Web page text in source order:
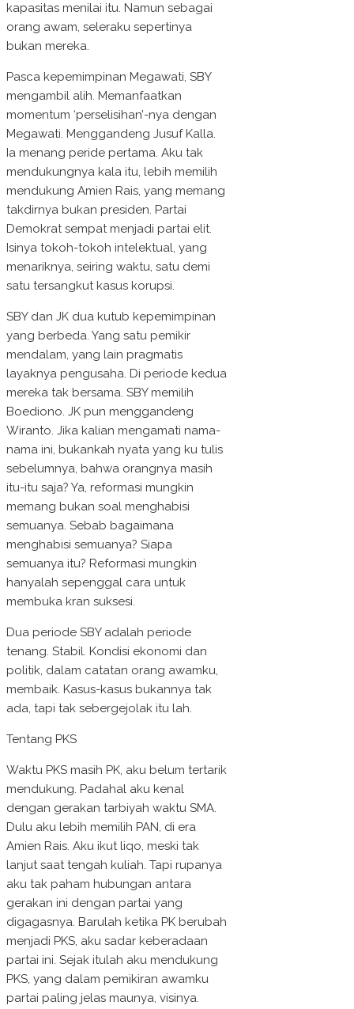
kapasitas menilai itu. Namun sebagai
orang awam, seleraku sepertinya
bukan mereka.
Pasca kepemimpinan Megawati, SBY
mengambil alih. Memanfaatkan
momentum ‘perselisihan’-nya dengan
Megawati. Menggandeng Jusuf Kalla.
Ia menang peride pertama. Aku tak
mendukungnya kala itu, lebih memilih
mendukung Amien Rais, yang memang
takdirnya bukan presiden. Partai
Demokrat sempat menjadi partai elit.
Isinya tokoh-tokoh intelektual, yang
menariknya, seiring waktu, satu demi
satu tersangkut kasus korupsi.
SBY dan JK dua kutub kepemimpinan
yang berbeda. Yang satu pemikir
mendalam, yang lain pragmatis
layaknya pengusaha. Di periode kedua
mereka tak bersama. SBY memilih
Boediono. JK pun menggandeng
Wiranto. Jika kalian mengamati nama-
nama ini, bukankah nyata yang ku tulis
sebelumnya, bahwa orangnya masih
itu-itu saja? Ya, reformasi mungkin
memang bukan soal menghabisi
semuanya. Sebab bagaimana
menghabisi semuanya? Siapa
semuanya itu? Reformasi mungkin
hanyalah sepenggal cara untuk
membuka kran suksesi.
Dua periode SBY adalah periode
tenang. Stabil. Kondisi ekonomi dan
politik, dalam catatan orang awamku,
membaik. Kasus-kasus bukannya tak
ada, tapi tak sebergejolak itu lah.
Tentang PKS
Waktu PKS masih PK, aku belum tertarik
mendukung. Padahal aku kenal
dengan gerakan tarbiyah waktu SMA.
Dulu aku lebih memilih PAN, di era
Amien Rais. Aku ikut liqo, meski tak
lanjut saat tengah kuliah. Tapi rupanya
aku tak paham hubungan antara
gerakan ini dengan partai yang
digagasnya. Barulah ketika PK berubah
menjadi PKS, aku sadar keberadaan
partai ini. Sejak itulah aku mendukung
PKS, yang dalam pemikiran awamku
partai paling jelas maunya, visinya.